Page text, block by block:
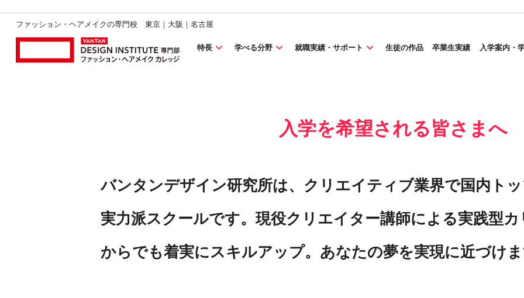
ファッション・ヘアメイクの専門校 東京｜大阪｜名古屋
特長 学べる分野 就職実績・サポート 生徒の作品 卒業生実績 入学案内・
入学を希望される皆さまへ
バンタンデザイン研究所は、クリエイティブ業界で国内ト
実力派スクールです。現役クリエイター講師による実践型
からでも着実にスキルアップ。あなたの夢を実現に近づけま